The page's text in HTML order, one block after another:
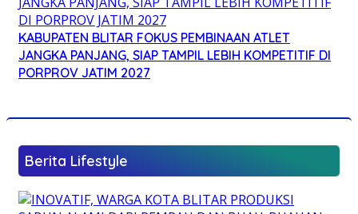
KABUPATEN BLITAR FOKUS PEMBINAAN ATLET
JANGKA PANJANG, SIAP TAMPIL LEBIH KOMPETITIF DI
PORPROV JATIM 2027
Berita Lifestyle